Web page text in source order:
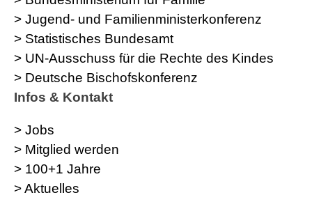
> Jugend- und Familienministerkonferenz
> Statistisches Bundesamt
> UN-Ausschuss für die Rechte des Kindes
> Deutsche Bischofskonferenz
Infos & Kontakt
> Jobs
> Mitglied werden
> 100+1 Jahre
> Aktuelles